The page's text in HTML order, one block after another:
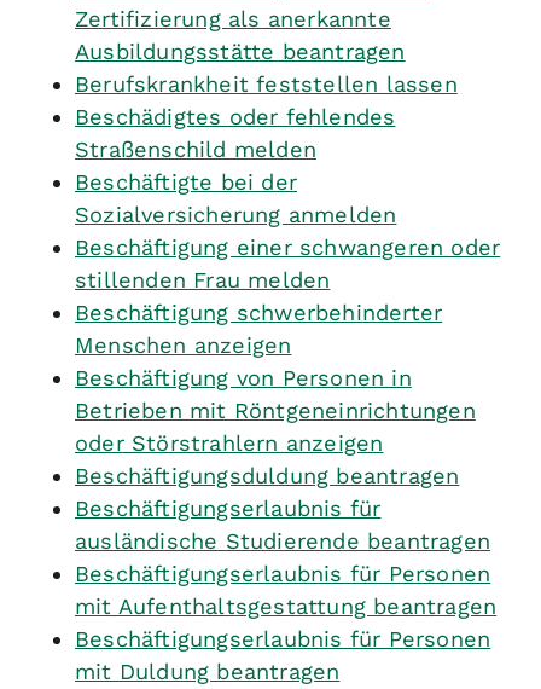
Zertifizierung als anerkannte
Ausbildungsstätte beantragen
Berufskrankheit feststellen lassen
Beschädigtes oder fehlendes
Straßenschild melden
Beschäftigte bei der
Sozialversicherung anmelden
Beschäftigung einer schwangeren oder
stillenden Frau melden
Beschäftigung schwerbehinderter
Menschen anzeigen
Beschäftigung von Personen in
Betrieben mit Röntgeneinrichtungen
oder Störstrahlern anzeigen
Beschäftigungsduldung beantragen
Beschäftigungserlaubnis für
ausländische Studierende beantragen
Beschäftigungserlaubnis für Personen
mit Aufenthaltsgestattung beantragen
Beschäftigungserlaubnis für Personen
mit Duldung beantragen